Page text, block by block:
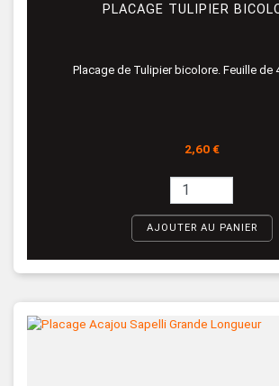
PLACAGE TULIPIER
Placage de Tulipier bicolore. Feuille de
Prix
2,60 €
AJOUTER AU PANIER